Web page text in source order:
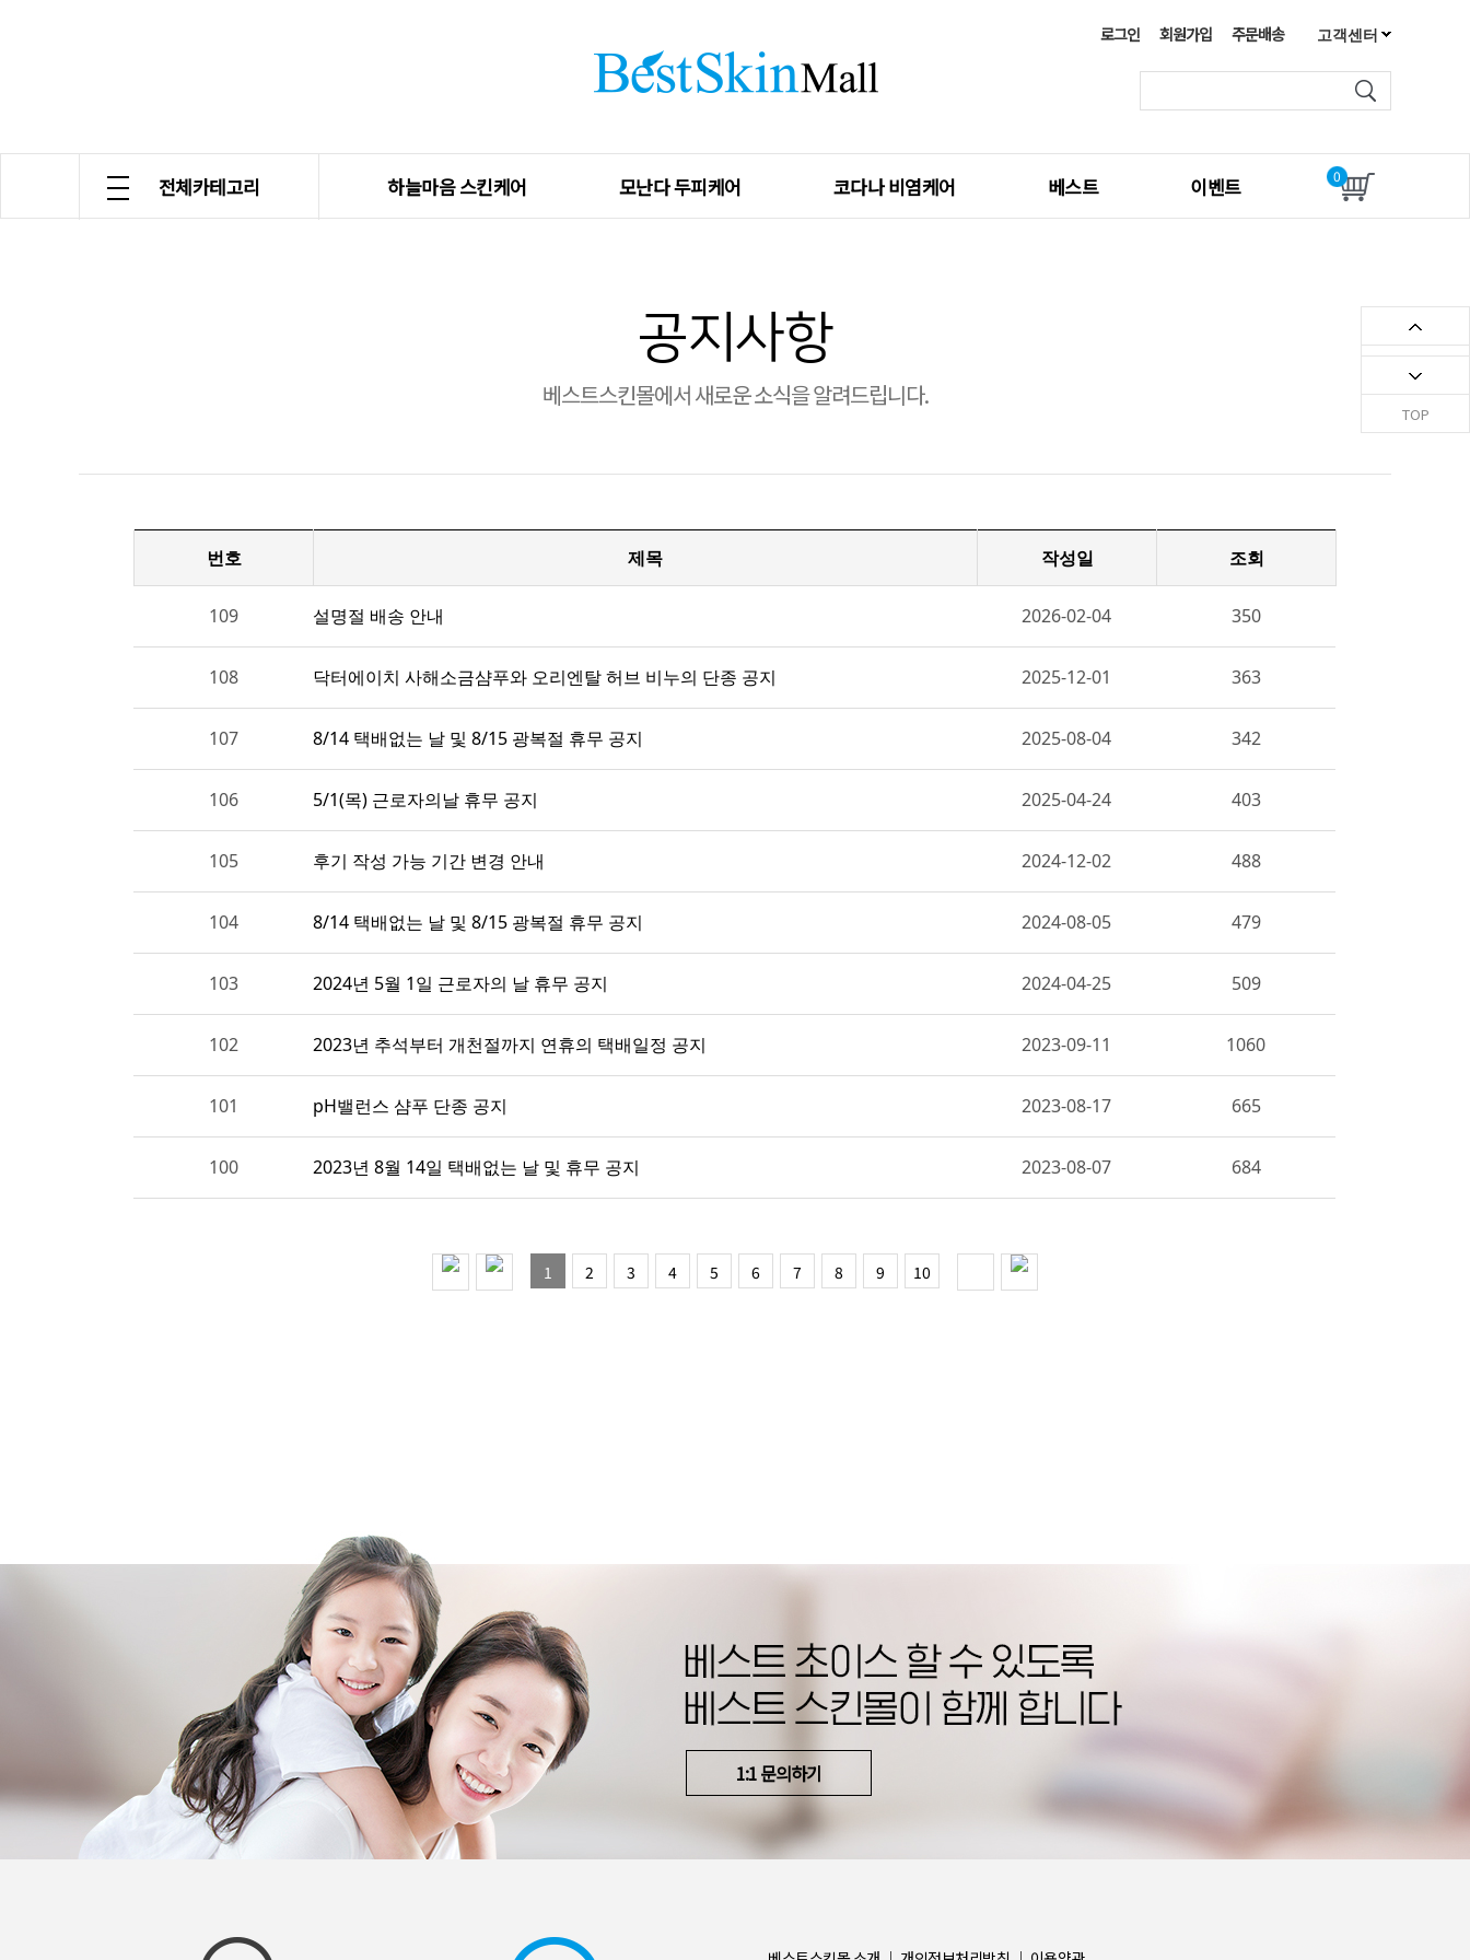
로그인 회원가입 주문배송 고객센터
FAQ
0
전체카테고리 하늘마음 스킨케어 모난다 두피케어 코다나 비염케어 베스트 이벤트
공지사항
베스트스킨몰에서 새로운 소식을 알려드립니다.
번호 제목 작성일 조회
109 설명절 배송 안내 2026-02-04 350
108 닥터에이치 사해소금샴푸와 오리엔탈 허브 비누의 단종 공지 2025-12-01 363
107 8/14 택배없는 날 및 8/15 광복절 휴무 공지 2025-08-04 342
106 5/1(목) 근로자의날 휴무 공지 2025-04-24 403
105 후기 작성 가능 기간 변경 안내 2024-12-02 488
104 8/14 택배없는 날 및 8/15 광복절 휴무 공지 2024-08-05 479
103 2024년 5월 1일 근로자의 날 휴무 공지 2024-04-25 509
102 2023년 추석부터 개천절까지 연휴의 택배일정 공지 2023-09-11 1060
101 pH밸런스 샴푸 단종 공지 2023-08-17 665
100 2023년 8월 14일 택배없는 날 및 휴무 공지 2023-08-07 684
1 2 3 4 5 6 7 8 9 10
1:1 문의하기
TOP